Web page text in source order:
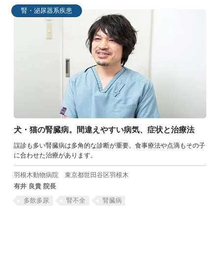
腎・泌尿器系疾患
犬・猫の腎臓病。間違えやすい病気、症状と治療法
誤診も多い腎臓病は多角的な診断が重要。食事療法や点滴もその子
に合わせた治療があります。
羽根木動物病院 東京都世田谷区羽根木
有井 良貴 院長
多飲多尿
腎不全 腎臓病